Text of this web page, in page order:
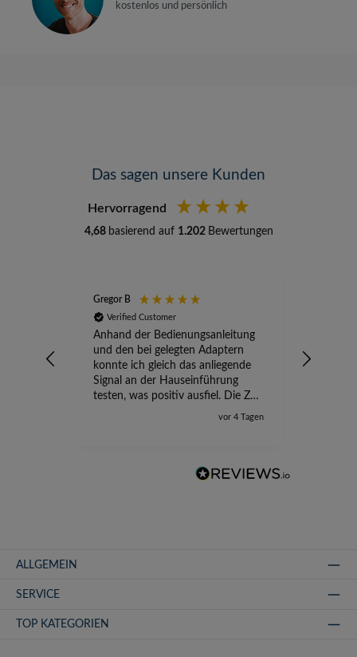
kostenlos und persönlich
Das sagen unsere Kunden
Hervorragend
4,68 basierend auf 1.202 Bewertungen
Gregor B
Verified Customer
Anhand der Bedienungsanleitung
und den bei gelegten Adaptern
konnte ich gleich das anliegende
Signal an der Hauseinführung
testen, was positiv ausfiel. Die Zeit
der Ungewissheit ist jetzt vorbei,
vor 4 Tagen
ALLGEMEIN
SERVICE
TOP KATEGORIEN